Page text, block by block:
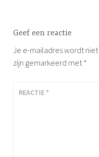
o
o
o
Geef een reactie
Je e-mailadres wordt
zijn gemarkeerd met*
REACTIE *